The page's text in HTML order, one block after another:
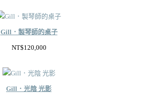
Gill．製琴師的桌子
NT$120,000
Gill．光陰 光影